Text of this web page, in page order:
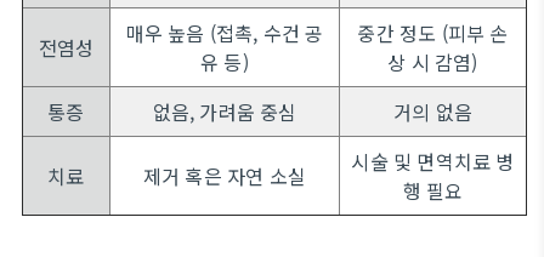
전염성
매우 높음 (접촉, 수건 공
유 등)
중간 정도 (피부 손
상 시 감염)
통증
없음, 가려움 중심 거의 없음
치료 제거 혹은 자연 소실
시술 및 면역치료 병
행 필요